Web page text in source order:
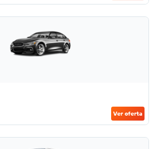
Ver oferta